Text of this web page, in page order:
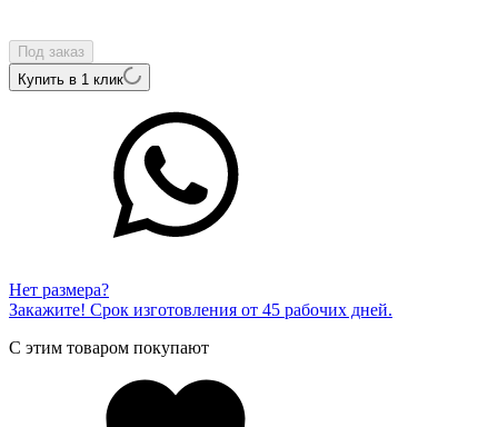
Под заказ
Купить в 1 клик
Нет размера?
Закажите! Срок изготовления от 45 рабочих дней.
С этим товаром покупают